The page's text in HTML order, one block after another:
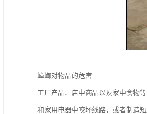
蟑螂对物品的危害
工厂产品、店中商品以及家中食物
和家用电器中咬坏线路，或者制造短